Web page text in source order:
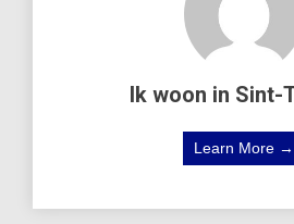
Ik woon in Sint-
Learn More →